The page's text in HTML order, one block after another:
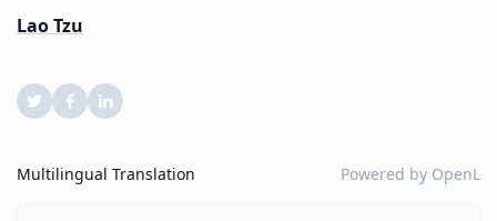
Lao Tzu
Multilingual Translation Powered by OpenL